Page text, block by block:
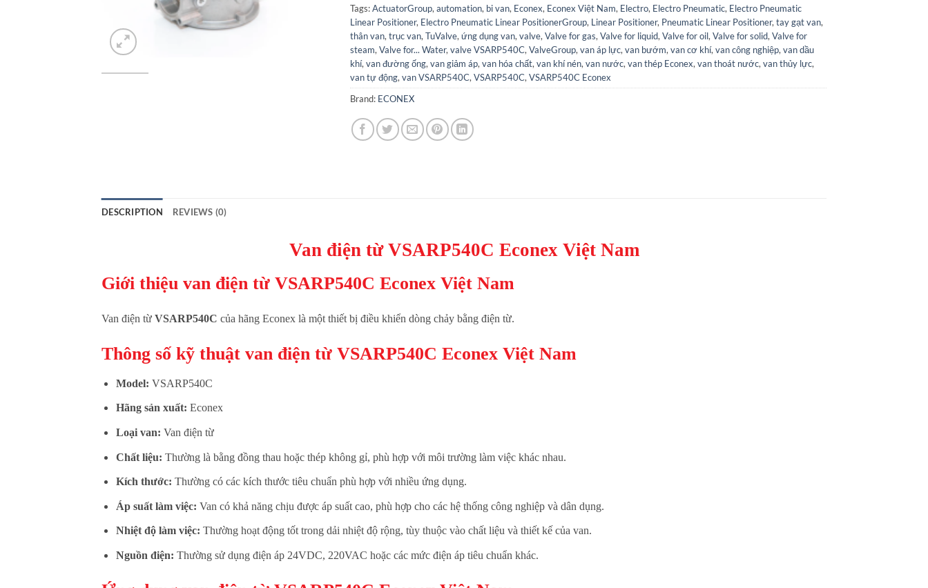
Tags:ActuatorGroup, automation, bi van, Econex, Econex Việt Nam, Electro, Electro Pneumatic, Electro Pneumatic
Linear Positioner, Electro Pneumatic Linear PositionerGroup, Linear Positioner, Pneumatic Linear Positioner, tay gạt van,
thân van, trục van, TuValve, ứng dụng van, valve, Valve for gas, Valve for liquid, Valve for oil, Valve for solid, Valve for
steam, Valve for... Water, valve VSARP540C, ValveGroup, van áp lực, van bướm, van cơ khí, van công nghiệp, van dầu
khí, van đường ống, van giảm áp, van hóa chất, van khí nén, van nước, van thép Econex, van thoát nước, van thủy lực,
van tự động, van VSARP540C, VSARP540C, VSARP540C Econex
Brand: ECONEX
DESCRIPTION REVIEWS (0)
Van điện từ VSARP540C Econex Việt Nam
Giới thiệu van điện từ VSARP540C Econex Việt Nam
Van điện từ VSARP540C của hãng Econex là một thiết bị điều khiển dòng chảy bằng điện từ.
Thông số kỹ thuật van điện từ VSARP540C Econex Việt Nam
Model: VSARP540C
Hãng sản xuất: Econex
Loại van: Van điện từ
Chất liệu: Thường là bằng đồng thau hoặc thép không gỉ, phù hợp với môi trường làm việc khác nhau.
Kích thước: Thường có các kích thước tiêu chuẩn phù hợp với nhiều ứng dụng.
Áp suất làm việc: Van có khả năng chịu được áp suất cao, phù hợp cho các hệ thống công nghiệp và dân dụng.
Nhiệt độ làm việc: Thường hoạt động tốt trong dải nhiệt độ rộng, tùy thuộc vào chất liệu và thiết kế của van.
Nguồn điện: Thường sử dụng điện áp 24VDC, 220VAC hoặc các mức điện áp tiêu chuẩn khác.